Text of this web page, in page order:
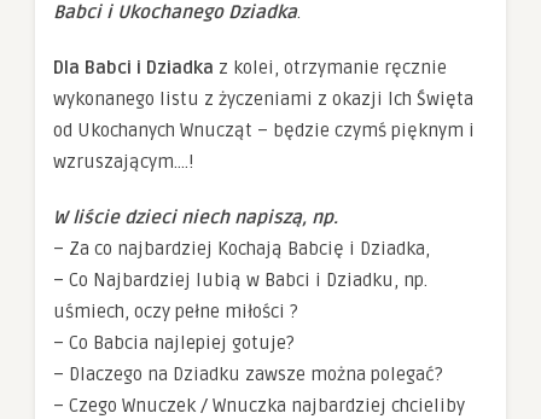
Babci i Ukochanego Dziadka.
Dla Babci i Dziadka z kolei, otrzymanie ręcznie
wykonanego listu z życzeniami z okazji Ich Święta
od Ukochanych Wnucząt – będzie czymś pięknym i
wzruszającym….!
W liście dzieci niech napiszą, np.
– Za co najbardziej Kochają Babcię i Dziadka,
– Co Najbardziej lubią w Babci i Dziadku, np.
uśmiech, oczy pełne miłości ?
– Co Babcia najlepiej gotuje?
– Dlaczego na Dziadku zawsze można polegać?
– Czego Wnuczek / Wnuczka najbardziej chcieliby